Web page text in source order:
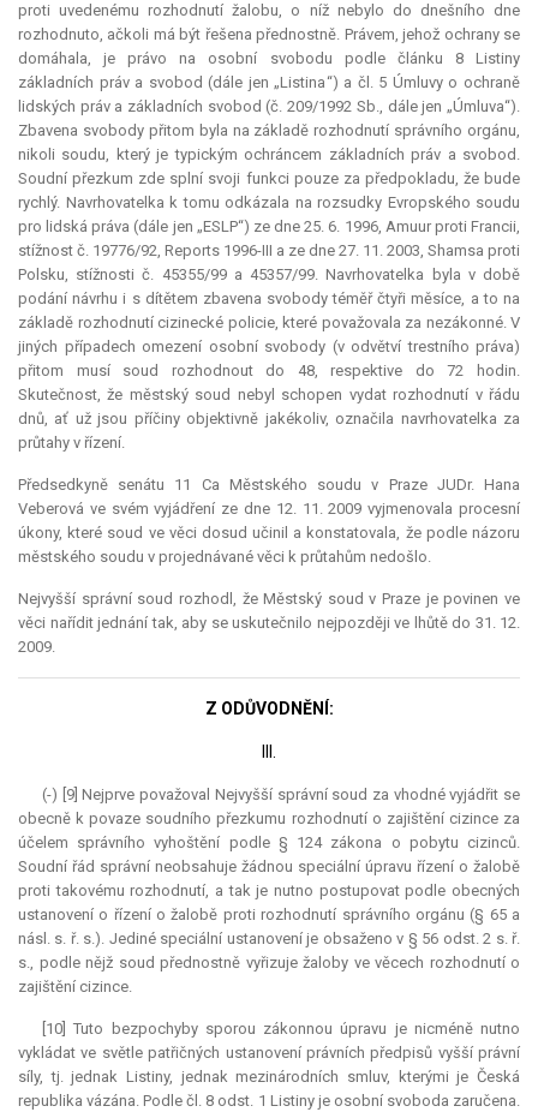
proti uvedenému rozhodnutí žalobu, o níž nebylo do dnešního dne
rozhodnuto, ačkoli má být řešena přednostně. Právem, jehož ochrany se
domáhala, je právo na osobní svobodu podle článku 8 Listiny
základních práv a svobod (dále jen „Listina“) a čl. 5 Úmluvy o ochraně
lidských práv a základních svobod (č. 209/1992 Sb., dále jen „Úmluva“).
Zbavena svobody přitom byla na základě rozhodnutí správního orgánu,
nikoli soudu, který je typickým ochráncem základních práv a svobod.
Soudní přezkum zde splní svoji funkci pouze za předpokladu, že bude
rychlý. Navrhovatelka k tomu odkázala na rozsudky Evropského soudu
pro lidská práva (dále jen „ESLP“) ze dne 25. 6. 1996, Amuur proti Francii,
stížnost č. 19776/92, Reports 1996-III a ze dne 27. 11. 2003, Shamsa proti
Polsku, stížnosti č. 45355/99 a 45357/99. Navrhovatelka byla v době
podání návrhu i s dítětem zbavena svobody téměř čtyři měsíce, a to na
základě rozhodnutí cizinecké policie, které považovala za nezákonné. V
jiných případech omezení osobní svobody (v odvětví trestního práva)
přitom musí soud rozhodnout do 48, respektive do 72 hodin.
Skutečnost, že městský soud nebyl schopen vydat rozhodnutí v řádu
dnů, ať už jsou příčiny objektivně jakékoliv, označila navrhovatelka za
průtahy v řízení.
Předsedkyně senátu 11 Ca Městského soudu v Praze JUDr. Hana
Veberová ve svém vyjádření ze dne 12. 11. 2009 vyjmenovala procesní
úkony, které soud ve věci dosud učinil a konstatovala, že podle názoru
městského soudu v projednávané věci k průtahům nedošlo.
Nejvyšší správní soud rozhodl, že Městský soud v Praze je povinen ve
věci nařídit jednání tak, aby se uskutečnilo nejpozději ve lhůtě do 31. 12.
2009.
Z ODŮVODNĚNÍ:
III.
(-) [9] Nejprve považoval Nejvyšší správní soud za vhodné vyjádřit se
obecně k povaze soudního přezkumu rozhodnutí o zajištění cizince za
účelem správního vyhoštění podle § 124 zákona o pobytu cizinců.
Soudní řád správní neobsahuje žádnou speciální úpravu řízení o žalobě
proti takovému rozhodnutí, a tak je nutno postupovat podle obecných
ustanovení o řízení o žalobě proti rozhodnutí správního orgánu (§ 65 a
násl. s. ř. s.). Jediné speciální ustanovení je obsaženo v § 56 odst. 2 s. ř.
s., podle nějž soud přednostně vyřizuje žaloby ve věcech rozhodnutí o
zajištění cizince.
[10] Tuto bezpochyby sporou zákonnou úpravu je nicméně nutno
vykládat ve světle patřičných ustanovení právních předpisů vyšší právní
síly, tj. jednak Listiny, jednak mezinárodních smluv, kterými je Česká
republika vázána. Podle čl. 8 odst. 1 Listiny je osobní svoboda zaručena.